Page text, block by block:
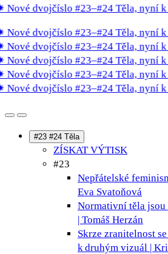
dvojčíslo #23–#24 Těla, nyní k
dvojčíslo #23–#24 Těla, nyní k
dvojčíslo #23–#24 Těla, nyní k
dvojčíslo #23–#24 Těla, nyní k
dvojčíslo #23–#24 Těla, nyní k
dvojčíslo #23–#24 Těla, nyní k
#23 #24 Těla
ZÍSKAT VÝTISK
#23
Nepřátelské
Eva Svatoňová
Normativní těla
| Tomáš Herzán
Skrze zranitelnost
k druhým vizuál |